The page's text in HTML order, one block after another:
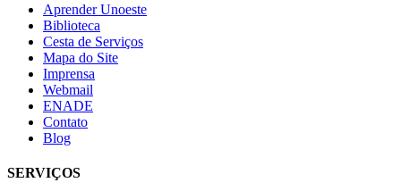
Aprender Unoeste
Biblioteca
Cesta de Serviços
Mapa do Site
Imprensa
Webmail
ENADE
Contato
Blog
SERVIÇOS